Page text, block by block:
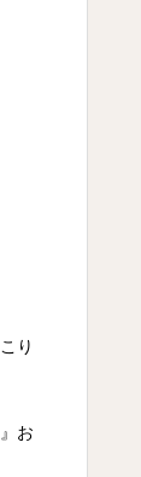
り
お